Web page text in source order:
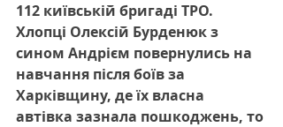
112 київській бригаді ТРО.
Хлопці Олексій Бурденюк з
сином Андрієм повернулись на
навчання після боїв за
Харківщину, де їх власна
автівка зазнала пошкоджень, то